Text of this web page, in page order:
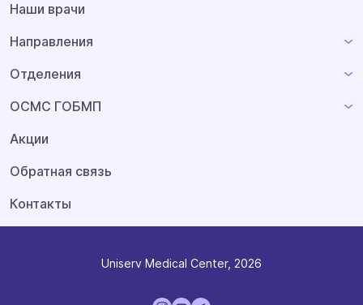
Наши врачи
Направления
Отделения
ОСМС ГОБМП
Акции
Обратная связь
Контакты
Uniserv Medical Center, 2026